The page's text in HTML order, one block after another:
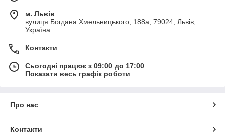
м. Львів
вулиця Богдана Хмельницького, 188а, 79024, Львів,
Україна
Контакти
Сьогодні працює з 09:00 до 17:00
Показати весь графік роботи
Про нас
Контакти